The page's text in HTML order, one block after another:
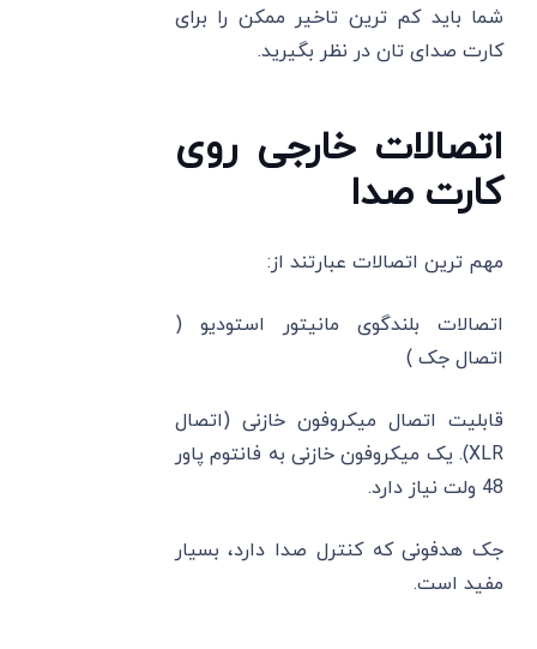
شما باید کم ترین تاخیر ممکن را برای
کارت صدای تان در نظر بگیرید.
اتصالات خارجی روی
کارت صدا
مهم ترین اتصالات عبارتند از:
اتصالات بلندگوی مانیتور استودیو (
اتصال جک )
قابلیت اتصال میکروفون خازنی (اتصال
XLR). یک میکروفون خازنی به فانتوم پاور
48 ولت نیاز دارد.
جک هدفونی که کنترل صدا دارد، بسیار
مفید است.